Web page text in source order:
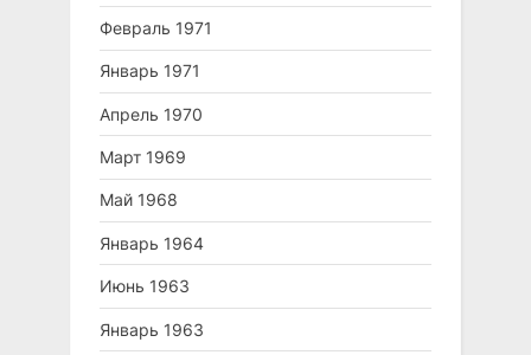
Февраль 1971
Январь 1971
Апрель 1970
Март 1969
Май 1968
Январь 1964
Июнь 1963
Январь 1963